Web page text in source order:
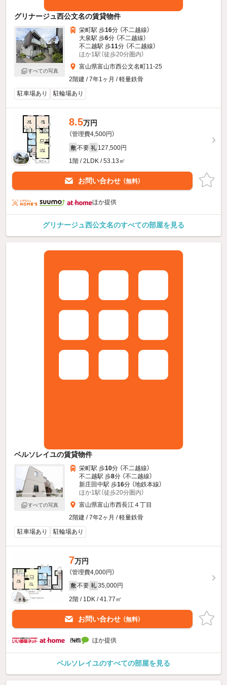
グリナージュ西公文名の賃貸物件
すべての写真
栄町駅 歩16分 （不二越線）
大泉駅 歩6分 （不二越線）
不二越駅 歩11分 （不二越線）
ほか1駅（徒歩20分圏内）
富山県富山市西公文名町11-25
2階建 / 7年1ヶ月 / 軽量鉄骨
駐車場あり
駐輪場あり
8.5万円
（管理費4,500円）
敷 不要 礼 127,500円
1階 / 2LDK / 53.13㎡
お問い合わせ （無料）
ほか提供
グリナージュ西公文名のすべての部屋を見る
ベルソレイユの賃貸物件
すべての写真
栄町駅 歩10分 （不二越線）
不二越駅 歩8分 （不二越線）
新庄田中駅 歩16分 （地鉄本線）
ほか1駅（徒歩20分圏内）
富山県富山市西長江４丁目
2階建 / 7年2ヶ月 / 軽量鉄骨
駐車場あり
駐輪場あり
7万円
（管理費4,000円）
敷 不要 礼 35,000円
2階 / 1DK / 41.77㎡
お問い合わせ （無料）
ほか提供
ベルソレイユのすべての部屋を見る